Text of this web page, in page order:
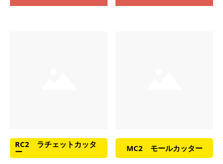
RC2 ラチェットカッタ
ー MC2 モールカッター